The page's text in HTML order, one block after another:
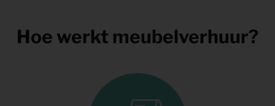
Hoe werkt meubelverhuur?